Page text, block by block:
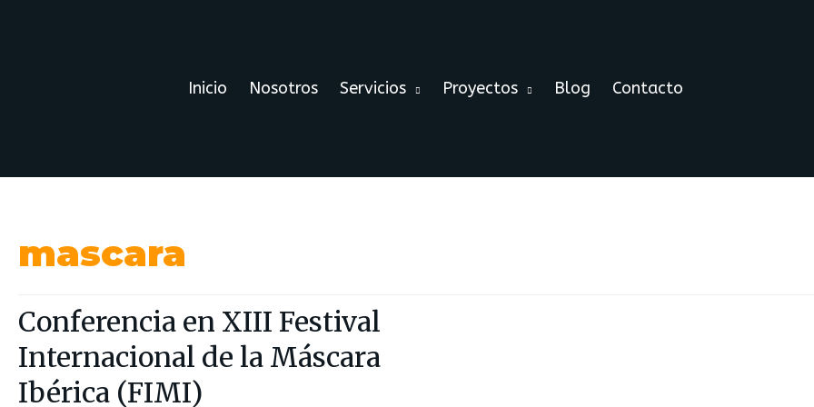
Inicio Nosotros Servicios Proyectos Blog Contacto
mascara
Conferencia en XIII Festival
Internacional de la Máscara
Ibérica (FIMI)